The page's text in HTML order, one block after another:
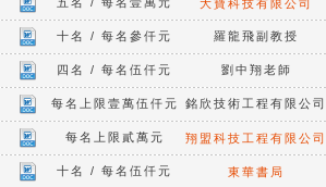
大寶科技有限公司
十名 / 每名參仟元 羅龍飛副教授
四名 / 每名伍仟元 劉中翔老師
每名上限壹萬伍仟元 銘欣技術工程有限公司
每名上限貳萬元 翔盟科技工程有限公司
十名 / 每名伍仟元 東華書局